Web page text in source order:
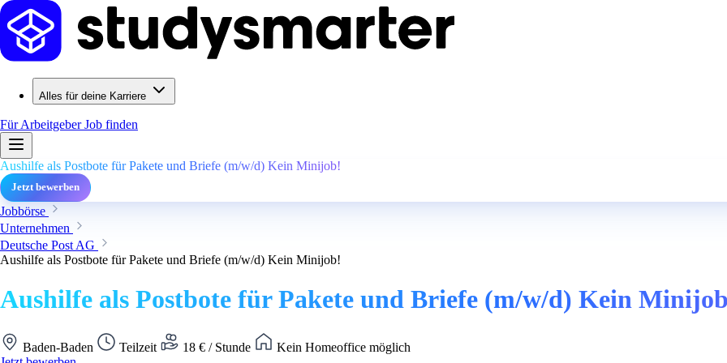
Alles für deine Karriere
Für ArbeitgeberJob finden
Aushilfe als Postbote für Pakete und Briefe (m/w/d) Kein Minijob!
Jetzt bewerben
Jobbörse
Unternehmen
Deutsche Post AG
Aushilfe als Postbote für Pakete und Briefe (m/w/d) Kein Minijob!
Aushilfe als Postbote für Pakete und Briefe (m/w/d) Kein
Baden-Baden Teilzeit 18 € / Stunde
Kein Homeoffice möglich